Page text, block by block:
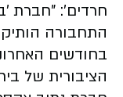
חרדים': "חברת
התחבורה
בחודשים
הציבורית של